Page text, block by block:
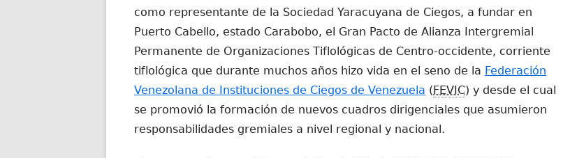
como representante de la Sociedad Yaracuyana de Ciegos, a fundar en
Puerto Cabello, estado Carabobo, el Gran Pacto de Alianza Intergremial
Permanente de Organizaciones Tiflológicas de Centro-occidente, corriente
tiflológica que durante muchos años hizo vida en el seno de la Federación
Venezolana de Instituciones de Ciegos de Venezuela (FEVIC) y desde el cual
se promovió la formación de nuevos cuadros dirigenciales que asumieron
responsabilidades gremiales a nivel regional y nacional.